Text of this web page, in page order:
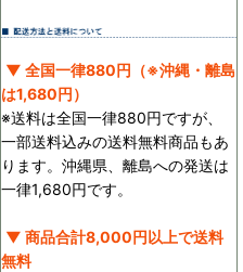
▼ 全国一律880円（※沖縄・離島
は1,680円）
※送料は全国一律880円ですが、
一部送料込みの送料無料商品もあ
ります。沖縄県、離島への発送は
一律1,680円です。
▼ 商品合計8,000円以上で送料
無料